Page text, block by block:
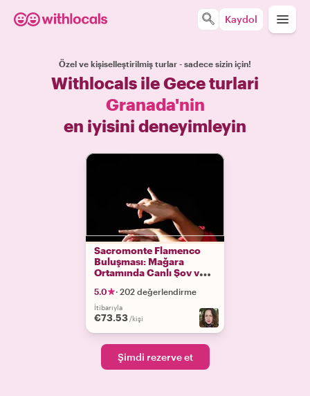
Kaydol
Özel ve kişiselleştirilmiş turlar - sadece sizin için!
Withlocals ile Gece turlari
Granada'nin
en iyisini deneyimleyin
Sacromonte Flamenco
Buluşması: Mağara
Ortamında Canlı Şov ve
5.0 · 202 değerlendirme
İtibarıyla
€73.53 /kişi
Şimdi rezerve et